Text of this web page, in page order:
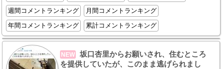
週間コメントランキング
月間コメントランキング
年間コメントランキング
累計コメントランキング
NEW
坂口杏里からお願いされ、住むところ
を提供していたが、このまま逃げられまし